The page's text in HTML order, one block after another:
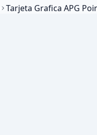
Tarjeta Grafica APG